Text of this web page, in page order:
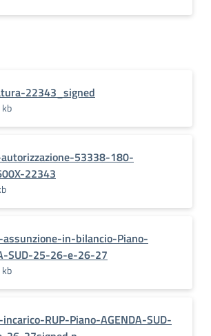
22343_signed
53338-180-
22343
assunzione-in-bilancio-Piano-
SUD-25-26-e-26-27
RUP-Piano-AGENDA-SUD-